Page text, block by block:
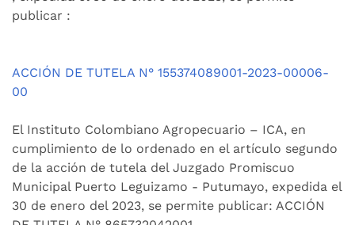
publicar :
ACCIÓN DE TUTELA N° 155374089001-2023-00006-
00
El Instituto Colombiano Agropecuario – ICA, en
cumplimiento de lo ordenado en el artículo segundo
de la acción de tutela del Juzgado Promiscuo
Municipal Puerto Leguizamo - Putumayo, expedida el
30 de enero del 2023, se permite publicar: ACCIÓN